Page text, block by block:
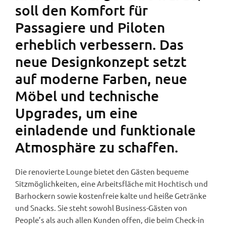
soll den Komfort für
Passagiere und Piloten
erheblich verbessern. Das
neue Designkonzept setzt
auf moderne Farben, neue
Möbel und technische
Upgrades, um eine
einladende und funktionale
Atmosphäre zu schaffen.
Die renovierte Lounge bietet den Gästen bequeme
Sitzmöglichkeiten, eine Arbeitsfläche mit Hochtisch und
Barhockern sowie kostenfreie kalte und heiße Getränke
und Snacks. Sie steht sowohl Business-Gästen von
People’s als auch allen Kunden offen, die beim Check-in